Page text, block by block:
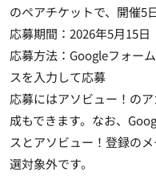
のペアチケットで、開催5
応募期間：2026年5月15日
応募方法：Googleフォー
スを入力して応募
応募にはアソビュー！の
成もできます。なお、
スとアソビュー！登録の
選対象外です。